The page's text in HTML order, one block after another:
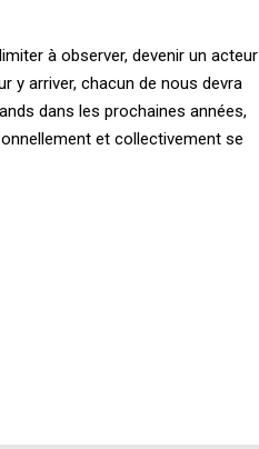
à observer, devenir un acteur
y arriver, chacun de nous devra
dans les prochaines années,
et collectivement se